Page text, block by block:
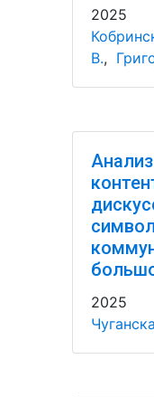
2025
В.,
2025